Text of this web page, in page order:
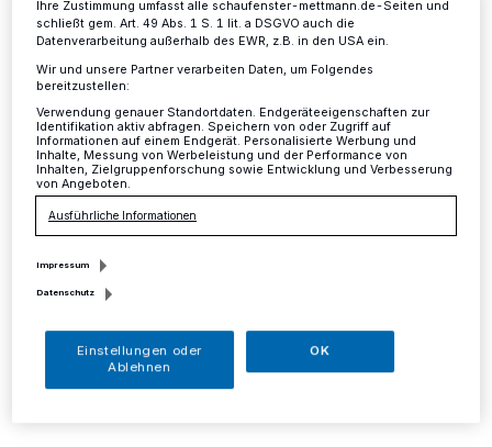
Ausbildungslehrgangs bei der
Feuerwehr am 23. März
Mettmann ·Jetzt Mitglied in der Freiwilligen Feuerwehr
werden... Für Interessenten, die Mitglied der Feuerwehr
Mettmann werden wollen, beginnt am Donnerstag, den
23. März, die nächste Ausbildungsgruppe.
15.03.2017 , 10:30 Uhr
Ihre Zustimmung umfasst alle schaufenster-mettmann.de-Seiten und
schließt gem. Art. 49 Abs. 1 S. 1 lit. a DSGVO auch die
Datenverarbeitung außerhalb des EWR, z.B. in den USA ein.
Wir und unsere Partner verarbeiten Daten, um Folgendes
bereitzustellen:
Verwendung genauer Standortdaten. Endgeräteeigenschaften zur
Identifikation aktiv abfragen. Speichern von oder Zugriff auf
Informationen auf einem Endgerät. Personalisierte Werbung und
Inhalte, Messung von Werbeleistung und der Performance von
Inhalten, Zielgruppenforschung sowie Entwicklung und Verbesserung
von Angeboten.
Ausführliche Informationen
Impressum
Datenschutz
Einstellungen oder
Ablehnen
OK